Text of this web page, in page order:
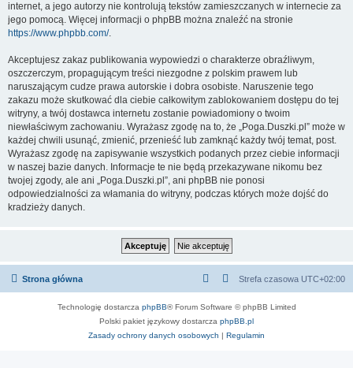
internet, a jego autorzy nie kontrolują tekstów zamieszczanych w internecie za
jego pomocą. Więcej informacji o phpBB można znaleźć na stronie
https://www.phpbb.com/.
Akceptujesz zakaz publikowania wypowiedzi o charakterze obraźliwym,
oszczerczym, propagującym treści niezgodne z polskim prawem lub
naruszającym cudze prawa autorskie i dobra osobiste. Naruszenie tego
zakazu może skutkować dla ciebie całkowitym zablokowaniem dostępu do tej
witryny, a twój dostawca internetu zostanie powiadomiony o twoim
niewłaściwym zachowaniu. Wyrażasz zgodę na to, że „Poga.Duszki.pl” może w
każdej chwili usunąć, zmienić, przenieść lub zamknąć każdy twój temat, post.
Wyrażasz zgodę na zapisywanie wszystkich podanych przez ciebie informacji
w naszej bazie danych. Informacje te nie będą przekazywane nikomu bez
twojej zgody, ale ani „Poga.Duszki.pl”, ani phpBB nie ponosi
odpowiedzialności za włamania do witryny, podczas których może dojść do
kradzieży danych.
Strona główna Strefa czasowa UTC+02:00
Technologię dostarcza phpBB® Forum Software © phpBB Limited
Polski pakiet językowy dostarcza phpBB.pl
Zasady ochrony danych osobowych | Regulamin